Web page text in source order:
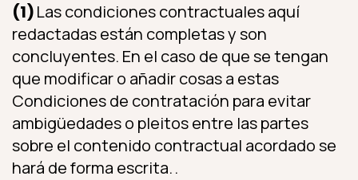
(1)Las condiciones contractuales aquí
redactadas están completas y son
concluyentes. En el caso de que se tengan
que modificar o añadir cosas a estas
Condiciones de contratación para evitar
ambigüedades o pleitos entre las partes
sobre el contenido contractual acordado se
hará de forma escrita. .